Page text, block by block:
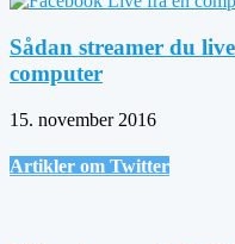
Sådan streamer du
computer
15. november 2016
Artikler om Twitter